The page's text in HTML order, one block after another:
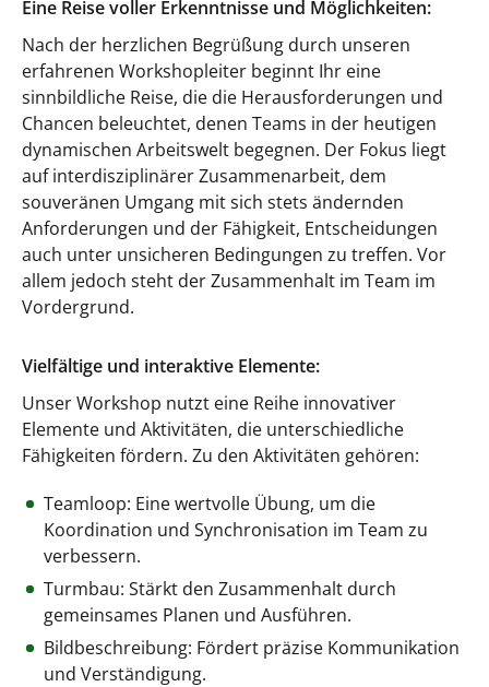
Eine Reise voller Erkenntnisse und Möglichkeiten:
Nach der herzlichen Begrüßung durch unseren
erfahrenen Workshopleiter beginnt Ihr eine
sinnbildliche Reise, die die Herausforderungen und
Chancen beleuchtet, denen Teams in der heutigen
dynamischen Arbeitswelt begegnen. Der Fokus liegt
auf interdisziplinärer Zusammenarbeit, dem
souveränen Umgang mit sich stets ändernden
Anforderungen und der Fähigkeit, Entscheidungen
auch unter unsicheren Bedingungen zu treffen. Vor
allem jedoch steht der Zusammenhalt im Team im
Vordergrund.
Vielfältige und interaktive Elemente:
Unser Workshop nutzt eine Reihe innovativer
Elemente und Aktivitäten, die unterschiedliche
Fähigkeiten fördern. Zu den Aktivitäten gehören:
Teamloop: Eine wertvolle Übung, um die
Koordination und Synchronisation im Team zu
verbessern.
Turmbau: Stärkt den Zusammenhalt durch
gemeinsames Planen und Ausführen.
Bildbeschreibung: Fördert präzise Kommunikation
und Verständigung.